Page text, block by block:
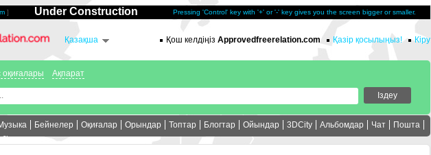
] Under Construction Pressing 'Control' key with '+' or '-' key gives you the screen bigger or smaller.
Қазақша Қош келдіңіз Approvedfreerelation.com Қазір қосылыңыз! Кіру
оқиғалары Ақпарат
Бейнелер Оқиғалар Орындар Топтар Блогтар Ойындар 3DCity Альбомдар Чат
Пошта